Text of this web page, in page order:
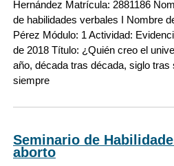
Hernández Matrícula: 2881186
de habilidades verbales I Nombre
Pérez Módulo: 1 Actividad:
de 2018 Título: ¿Quién creo el
año, década tras década, siglo
siempre
Seminario de
aborto